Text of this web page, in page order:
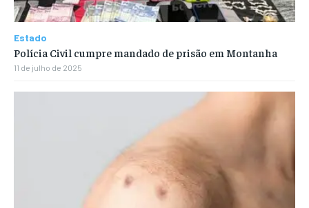
Estado
Polícia Civil cumpre mandado de prisão em Montanha
11 de julho de 2025